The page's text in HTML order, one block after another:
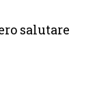
salutare